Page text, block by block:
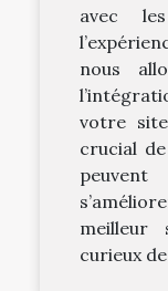
avec
nous
votre
crucial
meilleur
curieux